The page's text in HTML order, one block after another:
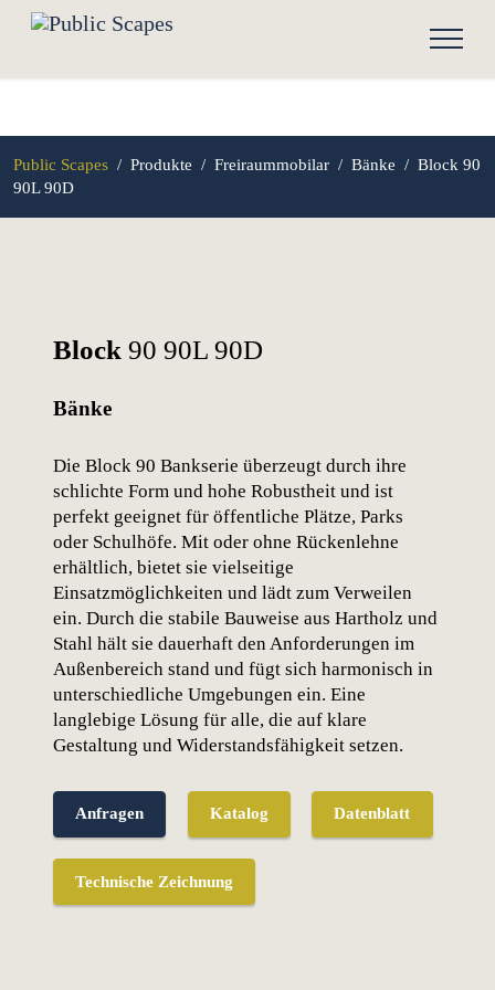
Public Scapes / Produkte / Freiraummobilar / Bänke / Block 90
90L 90D
Block 90 90L 90D
Bänke
Die Block 90 Bankserie überzeugt durch ihre
schlichte Form und hohe Robustheit und ist
perfekt geeignet für öffentliche Plätze, Parks
oder Schulhöfe. Mit oder ohne Rückenlehne
erhältlich, bietet sie vielseitige
Einsatzmöglichkeiten und lädt zum Verweilen
ein. Durch die stabile Bauweise aus Hartholz und
Stahl hält sie dauerhaft den Anforderungen im
Außenbereich stand und fügt sich harmonisch in
unterschiedliche Umgebungen ein. Eine
langlebige Lösung für alle, die auf klare
Gestaltung und Widerstandsfähigkeit setzen.
Anfragen Katalog Datenblatt
Technische Zeichnung